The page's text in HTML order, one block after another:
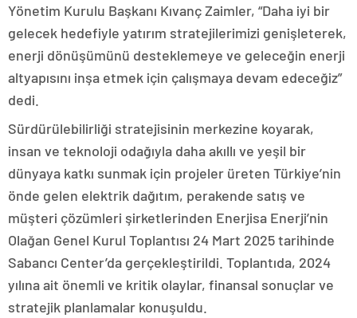
Yönetim Kurulu Başkanı Kıvanç Zaimler, “Daha iyi bir
gelecek hedefiyle yatırım stratejilerimizi genişleterek,
enerji dönüşümünü desteklemeye ve geleceğin enerji
altyapısını inşa etmek için çalışmaya devam edeceğiz”
dedi.
Sürdürülebilirliği stratejisinin merkezine koyarak,
insan ve teknoloji odağıyla daha akıllı ve yeşil bir
dünyaya katkı sunmak için projeler üreten Türkiye’nin
önde gelen elektrik dağıtım, perakende satış ve
müşteri çözümleri şirketlerinden Enerjisa Enerji’nin
Olağan Genel Kurul Toplantısı 24 Mart 2025 tarihinde
Sabancı Center’da gerçekleştirildi. Toplantıda, 2024
yılına ait önemli ve kritik olaylar, finansal sonuçlar ve
stratejik planlamalar konuşuldu.